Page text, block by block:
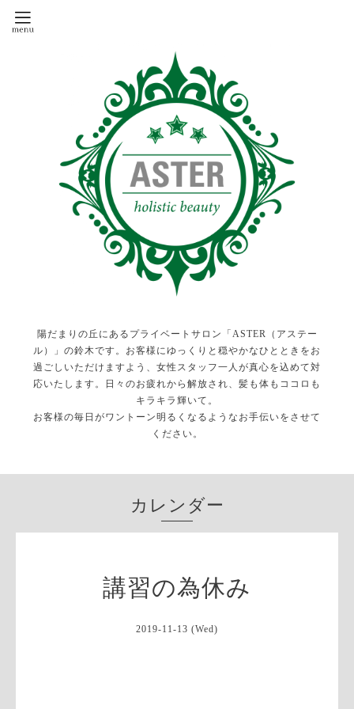
陽だまりの丘にあるプライベートサロン「ASTER（アステー
ル）」の鈴木です。お客様にゆっくりと穏やかなひとときをお
過ごしいただけますよう、女性スタッフ一人が真心を込めて対
応いたします。日々のお疲れから解放され、髪も体もココロも
キラキラ輝いて。
お客様の毎日がワントーン明るくなるようなお手伝いをさせて
ください。
カレンダー
講習の為休み
2019-11-13 (Wed)